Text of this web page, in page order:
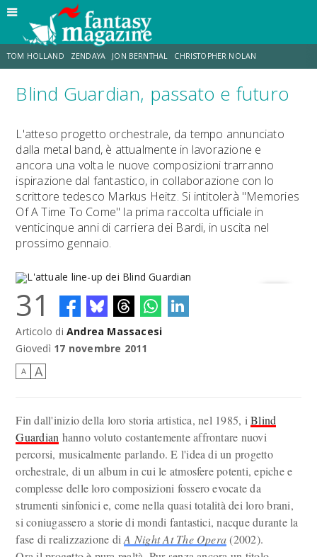
TOM HOLLAND ZENDAYA JON BERNTHAL CHRISTOPHER NOLAN
STRANIMONDI LUCCA COMICS & GAMES ODISSEA JACOB BATALON
SPIDER-MAN: BRAND NEW DAY MICHAEL MANDO
Blind Guardian, passato e futuro
L'atteso progetto orchestrale, da tempo annunciato
dalla metal band, è attualmente in lavorazione e
ancora una volta le nuove composizioni trarranno
ispirazione dal fantastico, in collaborazione con lo
scrittore tedesco Markus Heitz. Si intitolerà "Memories
Of A Time To Come" la prima raccolta ufficiale in
venticinque anni di carriera dei Bardi, in uscita nel
prossimo gennaio.
L'attuale line-up dei Blind Guardian
31
Articolo di Andrea Massacesi
Giovedì 17 novembre 2011
A A
Fin dall'inizio della loro storia artistica, nel 1985, iBlind
Guardian hanno voluto costantemente affrontare nuovi
percorsi, musicalmente parlando. E l'idea di un progetto
orchestrale, di un album in cui le atmosfere potenti, epiche e
complesse delle loro composizioni fossero evocate da
strumenti sinfonici e, come nella quasi totalità dei loro brani,
si coniugassero a storie di mondi fantastici, nacque durante la
fase di realizzazione diA Night At The Opera(2002).